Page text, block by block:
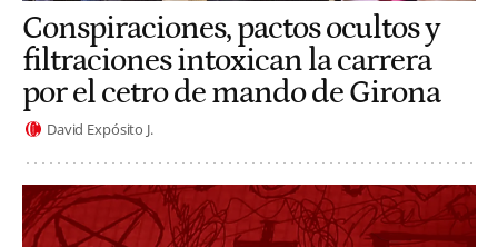
Conspiraciones, pactos ocultos y
filtraciones intoxican la carrera
por el cetro de mando de Girona
David Expósito J.